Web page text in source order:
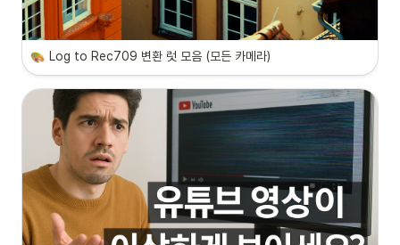
Log to Rec709 변환 럿 모음 (모든 카메라)